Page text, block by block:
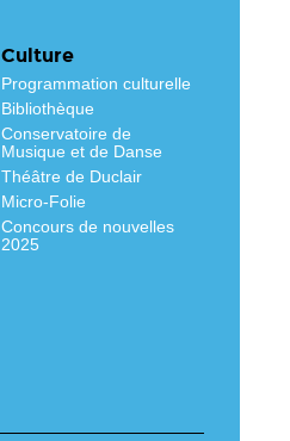
Culture
Programmation culturelle
Bibliothèque
Conservatoire de
Musique et de Danse
Théâtre de Duclair
Micro-Folie
Concours de nouvelles
2025